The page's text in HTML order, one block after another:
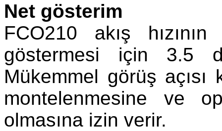
Net gösterim
FCO210 akış
göstermesi için 3.5
Mükemmel görüş
montelenmesine ve
olmasına izin verir.